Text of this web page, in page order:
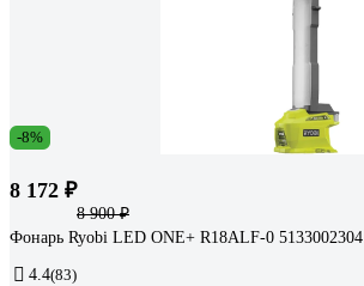
-8%
8 172 ₽
8 900 ₽
Фонарь Ryobi LED ONE+ R18ALF-0 5133002304
4.4(83)